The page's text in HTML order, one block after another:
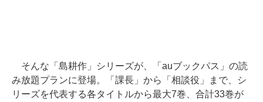
そんな「島耕作」シリーズが、「auブックパス」の読
み放題プランに登場。「課長」から「相談役」まで、シ
リーズを代表する各タイトルから最大7巻、合計33巻が